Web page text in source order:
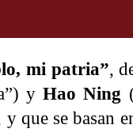
mi patria”,
yHao Ning
que se basan